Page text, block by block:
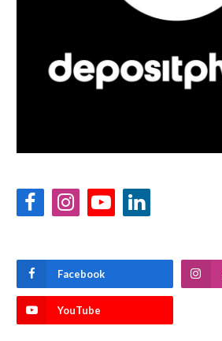
FacebookInstagramYouTubeLinkedIn
Facebook
YouTube